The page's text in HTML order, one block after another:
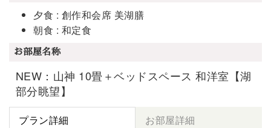
夕食 : 創作和会席 美湖膳
朝食 : 和定食
お部屋名称
NEW：山神 10畳＋ベッドスペース 和洋室【湖
部分眺望】
プラン詳細 お部屋詳細